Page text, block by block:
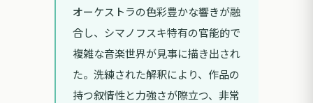
オーケストラの色彩豊かな響きが融
合し、シマノフスキ特有の官能的で
複雑な音楽世界が見事に描き出され
た。洗練された解釈により、作品の
持つ叙情性と力強さが際立つ、非常